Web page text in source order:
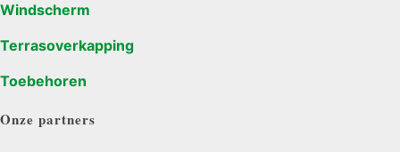
Windscherm
Terrasoverkapping
Toebehoren
Onze partners